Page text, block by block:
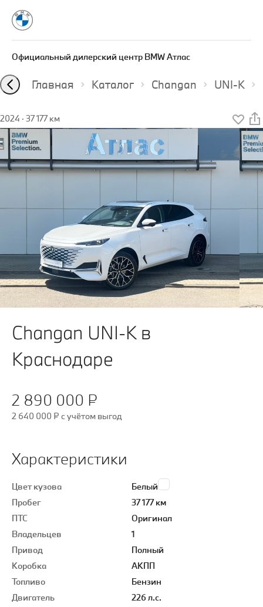
Официальный дилерский центр BMW Атлас
Главная Каталог Changan UNI-K
2024 · 37 177 км
Changan UNI-K в
Краснодаре
2 890 000 ₽
2 640 000 ₽ c учётом выгод
Характеристики
Цвет кузова
Белый
Пробег
37 177 км
ПТС
Оригинал
Владельцев
1
Привод
Полный
Коробка
АКПП
Топливо
Бензин
Двигатель
226 л.с.